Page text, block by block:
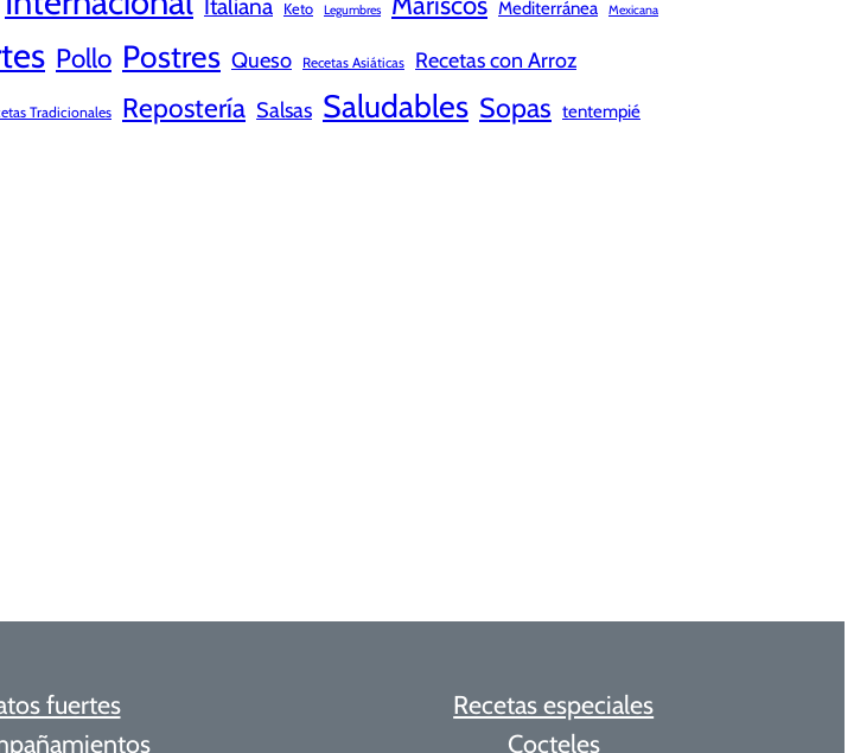
Italiana Keto Legumbres Mediterránea Mexicana
Pollo Postres Queso Recetas Asiáticas Recetas con Arroz
Tradicionales Repostería Salsas Saludables Sopas tentempié
fuertes
Recetas especiales
Cocteles